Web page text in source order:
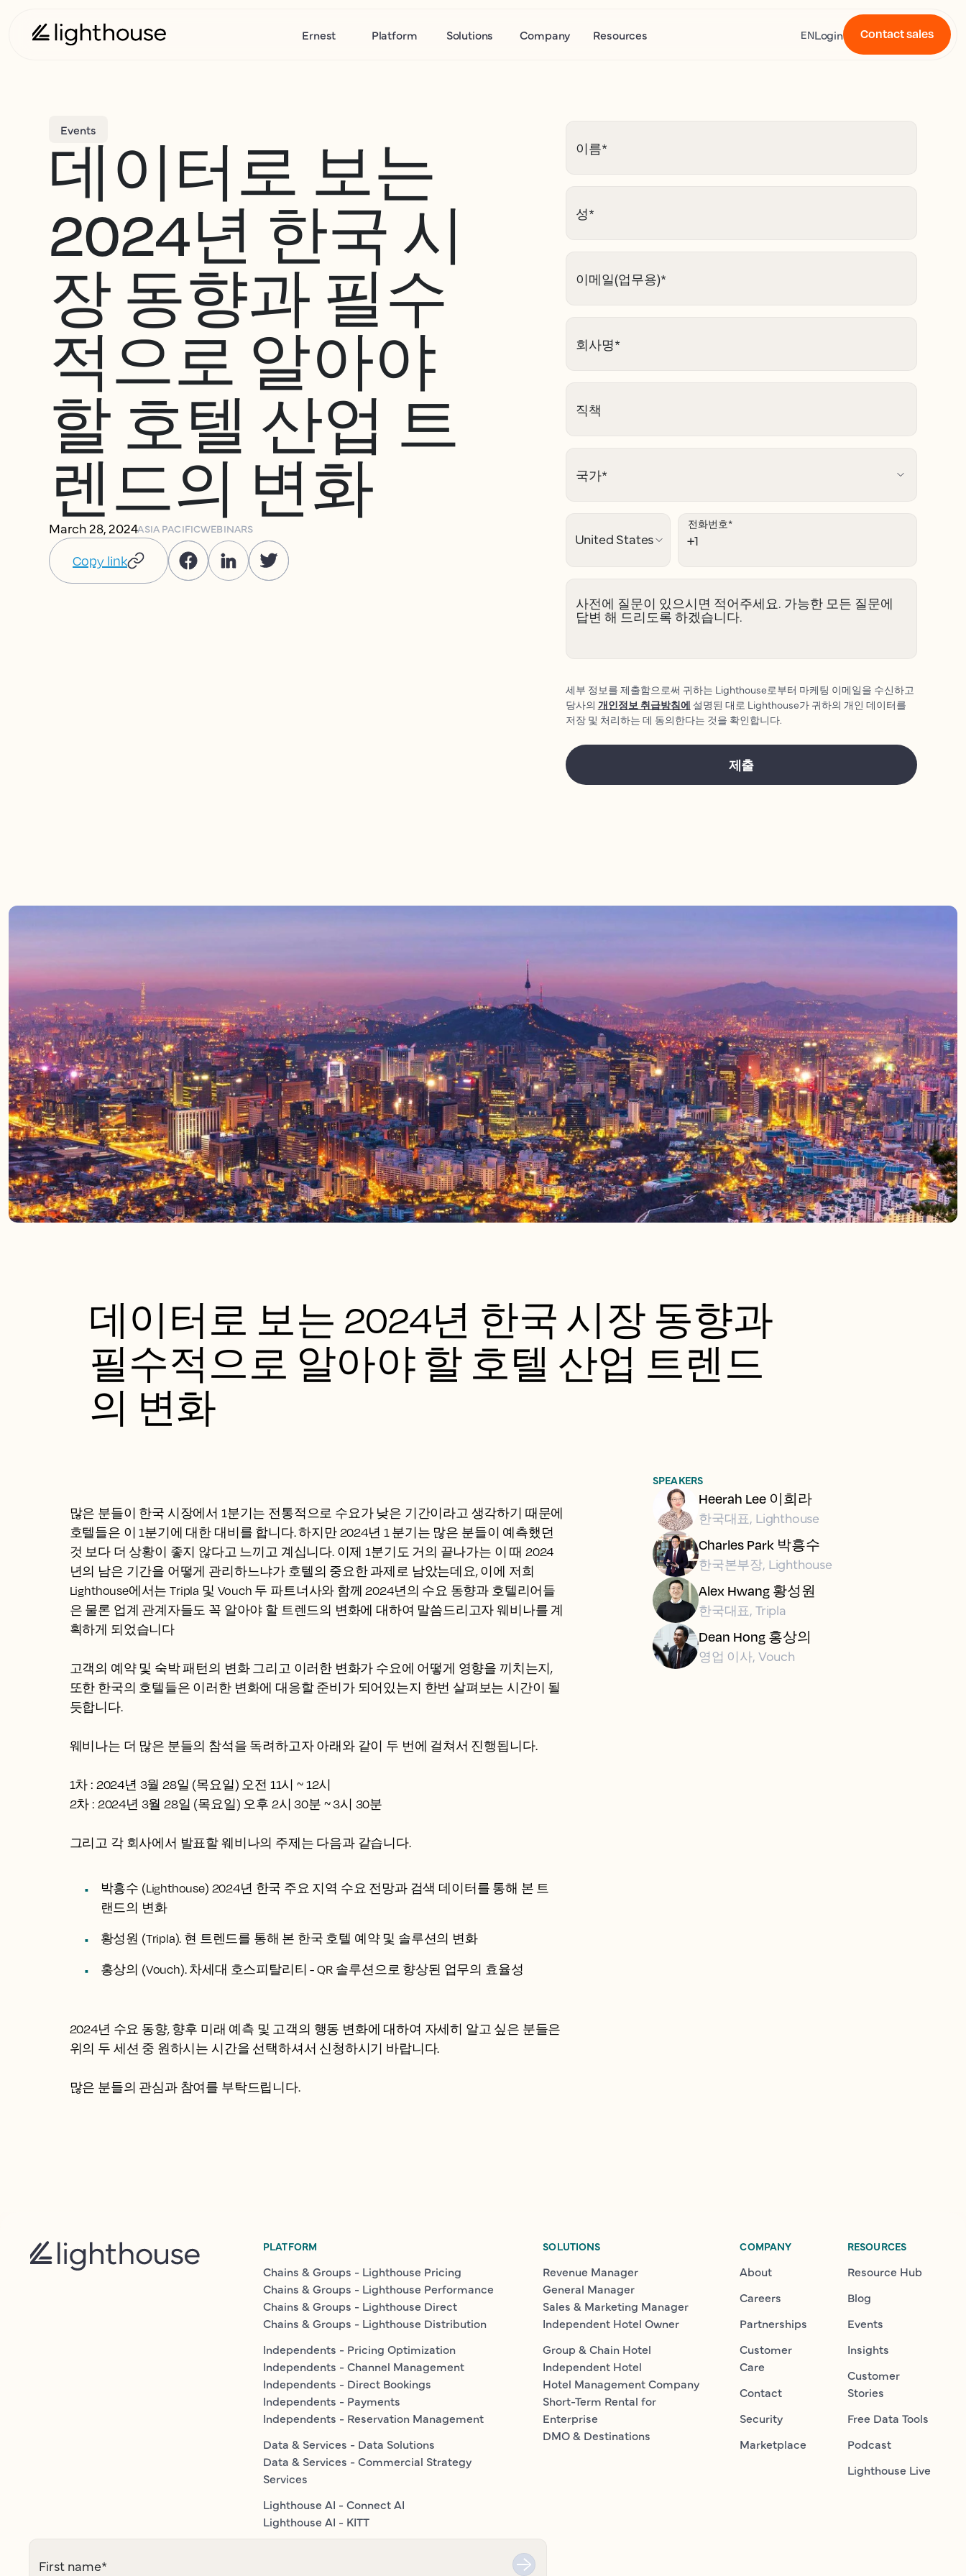
Ernest Platform Solutions Company Resources ENLogin Contact sales
Events
데이터로 보는
2024년 한국 시
장 동향과 필수
적으로 알아야
할 호텔 산업 트
렌드의 변화
March 28, 2024ASIA PACIFICWEBINARS
Copy link
이름*
성*
이메일(업무용)*
회사명*
직책
국가*
전화번호*
사전에 질문이 있으시면 적어주세요. 가능한 모든 질문에
답변 해 드리도록 하겠습니다.
세부 정보를 제출함으로써 귀하는 Lighthouse로부터 마케팅 이메일을 수신하고
당사의 개인정보 취급방침에 설명된 대로 Lighthouse가 귀하의 개인 데이터를
저장 및 처리하는 데 동의한다는 것을 확인합니다.
데이터로 보는 2024년 한국 시장 동향과
필수적으로 알아야 할 호텔 산업 트렌드
의 변화
많은 분들이 한국 시장에서 1분기는 전통적으로 수요가 낮은 기간이라고 생각하기 때문에
호텔들은 이 1분기에 대한 대비를 합니다. 하지만 2024년 1 분기는 많은 분들이 예측했던
것 보다 더 상황이 좋지 않다고 느끼고 계십니다. 이제 1분기도 거의 끝나가는 이 때 2024
년의 남은 기간을 어떻게 관리하느냐가 호텔의 중요한 과제로 남았는데요, 이에 저희
Lighthouse에서는 Tripla 및 Vouch 두 파트너사와 함께 2024년의 수요 동향과 호텔리어들
은 물론 업계 관계자들도 꼭 알아야 할 트렌드의 변화에 대하여 말씀드리고자 웨비나를 계
획하게 되었습니다
고객의 예약 및 숙박 패턴의 변화 그리고 이러한 변화가 수요에 어떻게 영향을 끼치는지,
또한 한국의 호텔들은 이러한 변화에 대응할 준비가 되어있는지 한번 살펴보는 시간이 될
듯합니다.
웨비나는 더 많은 분들의 참석을 독려하고자 아래와 같이 두 번에 걸쳐서 진행됩니다.
1차 : 2024년 3월 28일 (목요일) 오전 11시 ~ 12시
2차 : 2024년 3월 28일 (목요일) 오후 2시 30분 ~ 3시 30분
그리고 각 회사에서 발표할 웨비나의 주제는 다음과 같습니다.
박흥수 (Lighthouse) 2024년 한국 주요 지역 수요 전망과 검색 데이터를 통해 본 트
랜드의 변화
황성원 (Tripla). 현 트렌드를 통해 본 한국 호텔 예약 및 솔루션의 변화
홍상의 (Vouch). 차세대 호스피탈리티 - QR 솔루션으로 향상된 업무의 효율성
2024년 수요 동향, 향후 미래 예측 및 고객의 행동 변화에 대하여 자세히 알고 싶은 분들은
위의 두 세션 중 원하시는 시간을 선택하셔서 신청하시기 바랍니다.
많은 분들의 관심과 참여를 부탁드립니다.
SPEAKERS
Heerah Lee 이희라
한국대표, Lighthouse
Charles Park 박흥수
한국본부장, Lighthouse
Alex Hwang 황성원
한국대표, Tripla
Dean Hong 홍상의
영업 이사, Vouch
PLATFORM
Chains & Groups - Lighthouse Pricing
Chains & Groups - Lighthouse Performance
Chains & Groups - Lighthouse Direct
Chains & Groups - Lighthouse Distribution
Independents - Pricing Optimization
Independents - Channel Management
Independents - Direct Bookings
Independents - Payments
Independents - Reservation Management
Data & Services - Data Solutions
Data & Services - Commercial Strategy
Services
Lighthouse AI - Connect AI
Lighthouse AI - KITT
SOLUTIONS
Revenue Manager
General Manager
Sales & Marketing Manager
Independent Hotel Owner
Group & Chain Hotel
Independent Hotel
Hotel Management Company
Short-Term Rental for
Enterprise
DMO & Destinations
COMPANY
About
Careers
Partnerships
Customer
Care
Contact
Security
Marketplace
RESOURCES
Resource Hub
Blog
Events
Insights
Customer
Stories
Free Data Tools
Podcast
Lighthouse Live
First name*